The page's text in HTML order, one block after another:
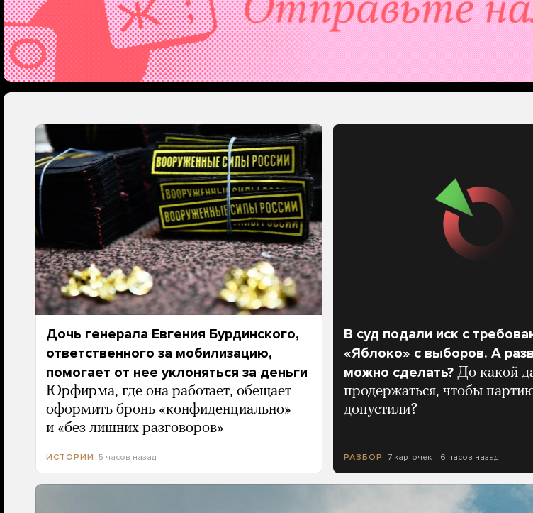
Дочь генерала Евгения Бурдинского,
ответственного за мобилизацию,
помогает от нее уклоняться за деньги
Юрфирма, где она работает, обещает
оформить бронь «конфиденциально»
и «без лишних разговоров»
ИСТОРИИ 5 часов назад
В суд подали иск с
«Яблоко» с выборов. А
можно сделать? До какой
продержаться, чтобы
допустили?
РАЗБОР 7 карточек 6 часов назад